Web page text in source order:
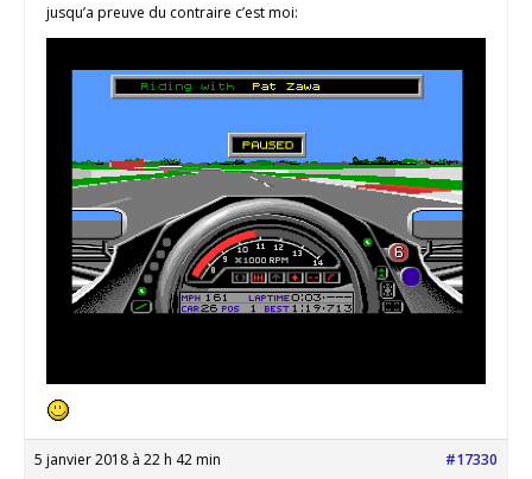
jusqu’a preuve du contraire c’est moi:
5 janvier 2018 à 22 h 42 min #17330